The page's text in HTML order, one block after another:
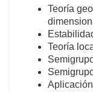
Teoría
Teoría